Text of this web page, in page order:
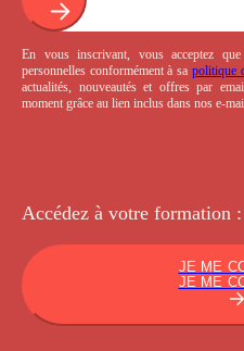
En vous inscrivant, vous acceptez
personnelles conformément à sa politique
actualités, nouveautés et offres par
moment grâce au lien inclus dans nos e-
Accédez à votre formation :
JE ME
JE ME